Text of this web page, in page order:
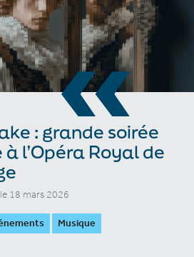
«
: grande soirée
l’Opéra Royal de
le 18 mars 2026
Musique